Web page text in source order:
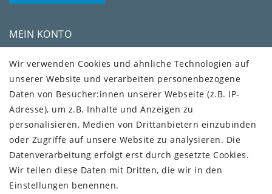
MEIN KONTO
Kundenkonto
VERSAND + SERVICE
Versandinformationen
Rückgabeinformationen
Zahlungsinformationen
Wir verwenden Cookies und ähnliche Technologien auf
unserer Website und verarbeiten personenbezogene
Daten von Besucher:innen unserer Webseite (z.B. IP-
Adresse), um z.B. Inhalte und Anzeigen zu
personalisieren, Medien von Drittanbietern einzubinden
oder Zugriffe auf unsere Website zu analysieren. Die
Datenverarbeitung erfolgt erst durch gesetzte Cookies.
Wir teilen diese Daten mit Dritten, die wir in den
Einstellungen benennen.